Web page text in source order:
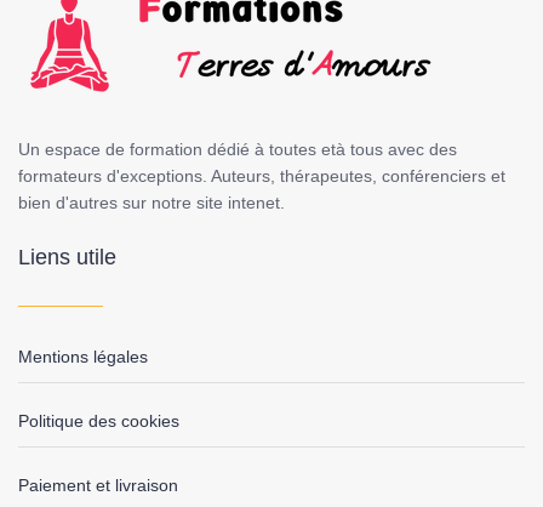
Un espace de formation dédié à toutes età tous avec des
formateurs d'exceptions. Auteurs, thérapeutes, conférenciers et
bien d'autres sur notre site intenet.
Liens utile
Mentions légales
Politique des cookies
Paiement et livraison